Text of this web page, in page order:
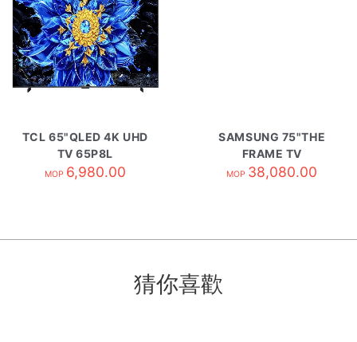
TCL 65"QLED 4K UHD
TV 65P8L
MOP 6,980.00
SAMSUNG 75"THE
FRAME TV
QA75LS03HWJXZK
MOP 38,080.00
猜你喜歡